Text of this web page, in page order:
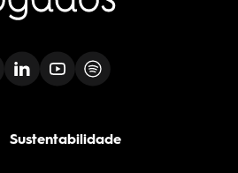
Sustentabilidade